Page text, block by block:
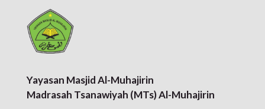
Yayasan Masjid Al-Muhajirin
Madrasah Tsanawiyah (MTs) Al-Muhajirin